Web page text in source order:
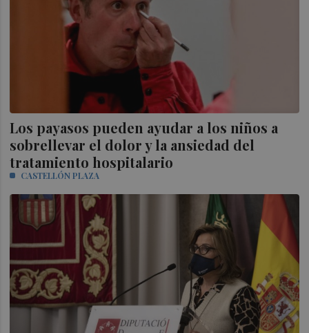
Los payasos pueden ayudar a los niños a
sobrellevar el dolor y la ansiedad del
tratamiento hospitalario
CASTELLÓN PLAZA